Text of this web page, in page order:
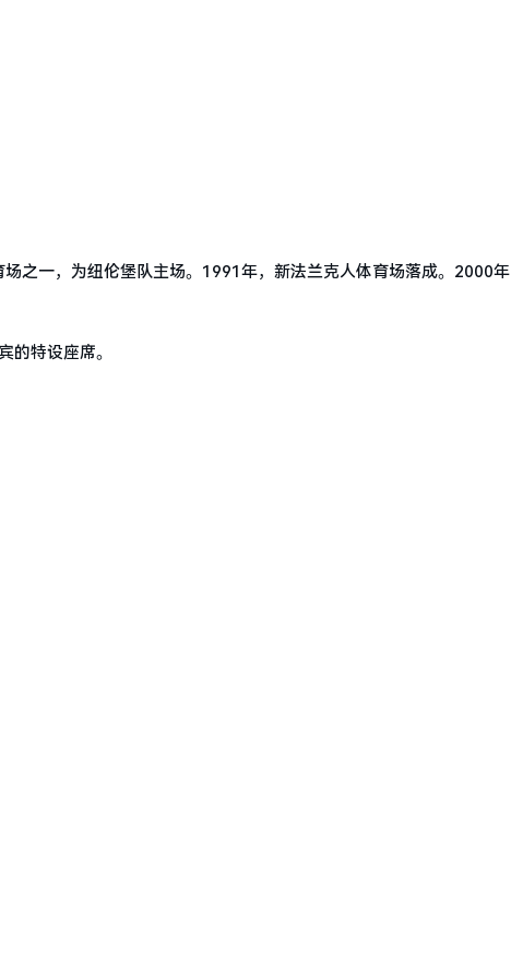
之一，为纽伦堡队主场。1991年，新法兰克人体育场落成。2000
的特设座席。